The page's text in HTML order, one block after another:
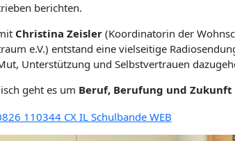
berichten.
Christina Zeisler(Koordinatorin der
e.V.) entstand eine vielseitige
Unterstützung und Selbstvertrauen
geht es um Beruf, Berufung und Zukunft